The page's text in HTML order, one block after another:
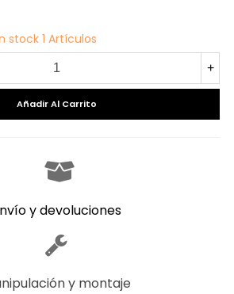
stock 1 Artículos
+
Añadir Al Carrito
y devoluciones
y montaje